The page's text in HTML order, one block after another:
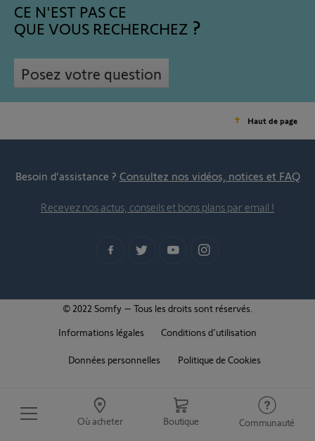
Où acheter Boutique Communauté
CE N'EST PAS CE
QUE VOUS RECHERCHEZ
Posez votre question
Haut de page
Besoin d’assistance ? Consultez nos vidéos, notices et FAQ
Recevez nos actus, conseils et bons plans par email !
© 2022 Somfy – Tous les droits sont réservés.
Informations légales
Conditions d'utilisation
Données personnelles Politique de Cookies